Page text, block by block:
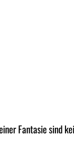
Fantasie sind